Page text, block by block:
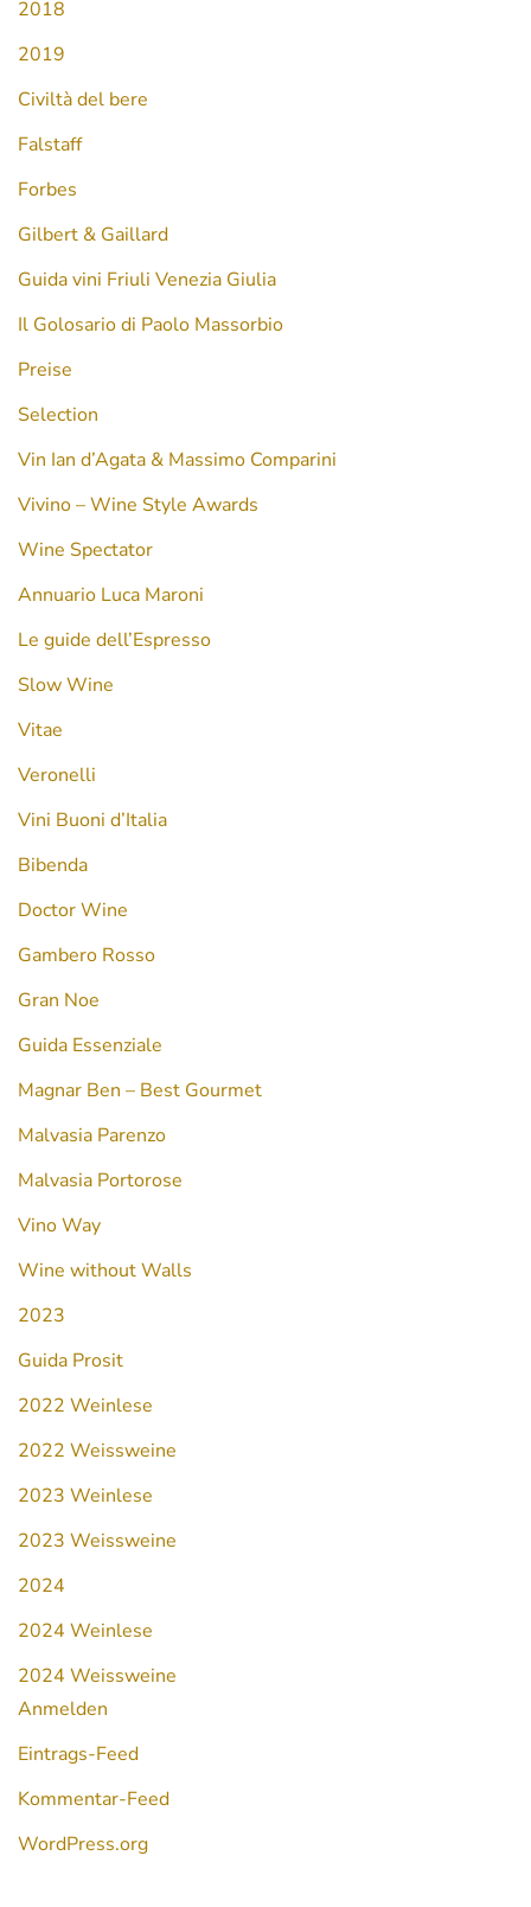
2018
2019
Civiltà del bere
Falstaff
Forbes
Gilbert & Gaillard
Guida vini Friuli Venezia Giulia
Il Golosario di Paolo Massorbio
Preise
Selection
Vin Ian d’Agata & Massimo Comparini
Vivino – Wine Style Awards
Wine Spectator
Annuario Luca Maroni
Le guide dell’Espresso
Slow Wine
Vitae
Veronelli
Vini Buoni d’Italia
Bibenda
Doctor Wine
Gambero Rosso
Gran Noe
Guida Essenziale
Magnar Ben – Best Gourmet
Malvasia Parenzo
Malvasia Portorose
Vino Way
Wine without Walls
2023
Guida Prosit
2022 Weinlese
2022 Weissweine
2023 Weinlese
2023 Weissweine
2024
2024 Weinlese
2024 Weissweine
Anmelden
Eintrags-Feed
Kommentar-Feed
WordPress.org